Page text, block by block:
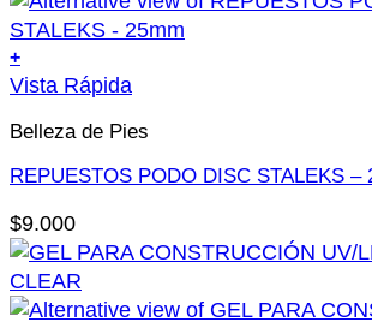
+
Este
tiene
múltiples
Las
opciones
se
pueden
Vista Rápida
Belleza de Pies
REPUESTOS PODO DISC STALEKS –
$9.000